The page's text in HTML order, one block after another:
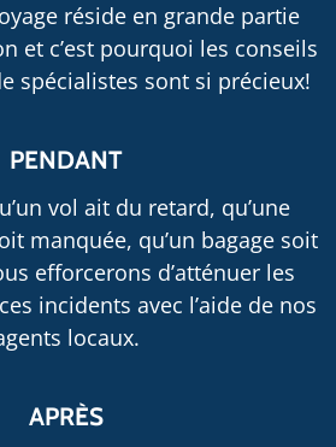
réside en grande partie
et c’est pourquoi les conseils
spécialistes sont si précieux!
PENDANT
vol ait du retard, qu’une
manquée, qu’un bagage soit
efforcerons d’atténuer les
incidents avec l’aide de nos
locaux.
APRÈS